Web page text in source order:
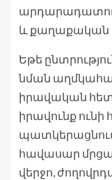
և քաղաքական
Եթե
նման
իրավական
իրավունք ունի
հավասար
վերջո,